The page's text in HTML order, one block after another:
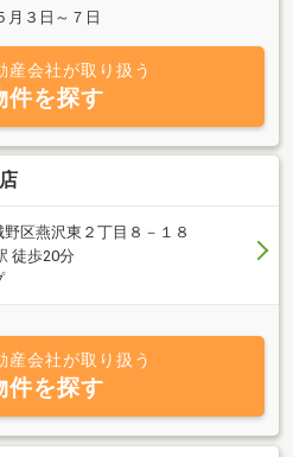
月３日～７日
産会社が取り扱う
件を探す
区燕沢東２丁目８－１８
徒歩20分
産会社が取り扱う
件を探す